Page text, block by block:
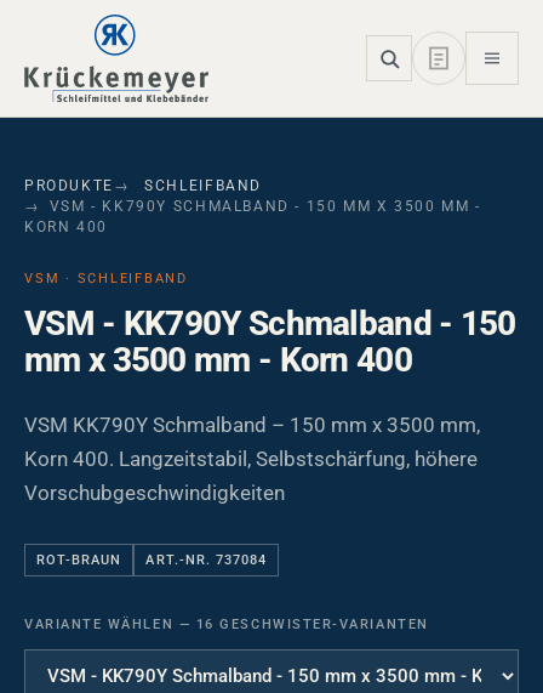
Skip to main navigation
Skip to main content
Skip to page footer
PRODUKTE
SCHLEIFBAND
VSM - KK790Y SCHMALBAND - 150 MM X 3500 MM -
KORN 400
VSM · SCHLEIFBAND
VSM - KK790Y Schmalband - 150
mm x 3500 mm - Korn 400
VSM KK790Y Schmalband – 150 mm x 3500 mm,
Korn 400. Langzeitstabil, Selbstschärfung, höhere
Vorschubgeschwindigkeiten
ROT-BRAUN ART.-NR. 737084
VARIANTE WÄHLEN — 16 GESCHWISTER-VARIANTEN